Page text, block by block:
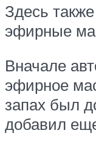
Здесь
эфирные
Вначале
эфирное
запах был
добавил